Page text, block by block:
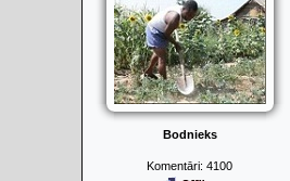
Bodnieks
Komentāri: 4100